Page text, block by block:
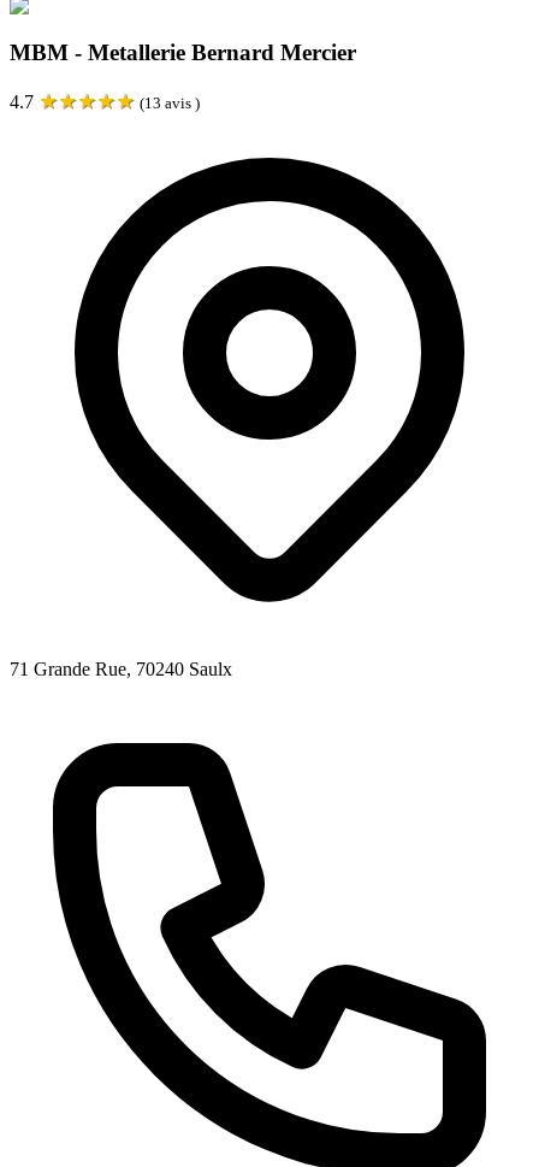
MBM - Metallerie Bernard Mercier
4.7 ★★★★★ (13 avis )
71 Grande Rue, 70240 Saulx